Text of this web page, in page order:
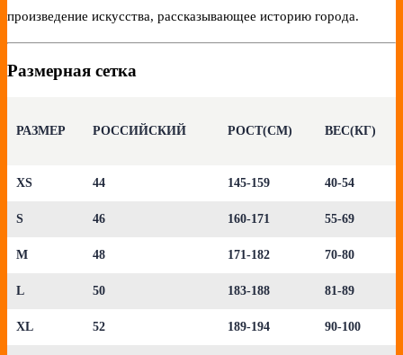
произведение искусства, рассказывающее историю города.
Размерная сетка
РАЗМЕР РОССИЙСКИЙ РОСТ(СМ) ВЕС(КГ)
XS 44 145-159 40-54
S 46 160-171 55-69
M 48 171-182 70-80
L 50 183-188 81-89
XL 52 189-194 90-100